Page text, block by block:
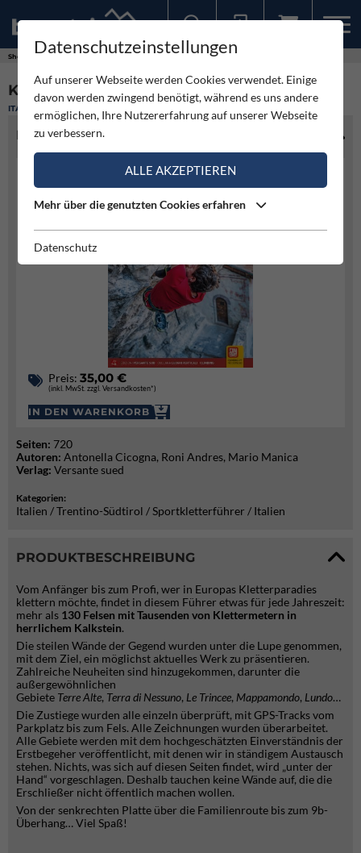
Shop
KLETTERN IN ARCO
ITALIEN
PRODUKTINFO
Preis: 35,00 €
(inkl. MwSt. zzgl. Versandkosten*)
IN DEN WARENKORB
Seiten: 720
Autoren: Antonella Cicogna, Roni Andres, Mario Manica
Verlag: Versante sued
Kategorien:
Italien / Trentino-Südtirol / Sportkletterführer / Italien
PRODUKTBESCHREIBUNG
Vom Anfänger bis zum Profi, wer in Europas Kletterparadies
klettern möchte, findet in diesem Führer etwas für jede Jahreszeit:
mehr als 130 Felsen mit Tausenden von Klettermetern in
herrlichem Kalkstein.
Die steilen Wände der Gegend wurden unter die Lupe genommen,
mit dem Ziel, ein möglichst aktuelles Werk zu präsentieren.
Zahlreiche Neuheiten sind hinzugekommen, darunter die
außergewöhnlichen
Gebiete TerreAlte, Terradi Nessuno, Le Trincee, Mappamondo, Lundo…
Die Zustiege wurden alle einzeln überprüft, mit GPS-Tracks vom
Parkplatz bis zum Fels. Alle Zeichnungen wurden überarbeitet.
Alle Gebiete werden mit dem hochgeschätzten Einverständnis der
Erstbegeher veröffentlicht, mit denen wir in ständigem Austausch
stehen. Nichts, was sich auf diesen Seiten findet, wird „unter der
Hand“ vorgeschlagen. Deshalb tauchen keine Wände auf, die die
Erschließer nicht öffentlich machen wollen.
Von der senkrechten Platte über die Familienroute bis zum 9b-
Überhang… Viel Spaß!
Datenschutzeinstellungen
Auf unserer Webseite werden Cookies verwendet. Einige
davon werden zwingend benötigt, während es uns andere
ermöglichen, Ihre Nutzererfahrung auf unserer Webseite
zu verbessern.
ALLE AKZEPTIEREN
Mehr über die genutzten Cookies erfahren
Datenschutz